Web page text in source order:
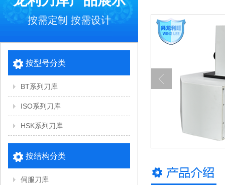
按需定制 按需设计
按型号分类
BT系列刀库
ISO系列刀库
HSK系列刀库
按结构分类
伺服刀库